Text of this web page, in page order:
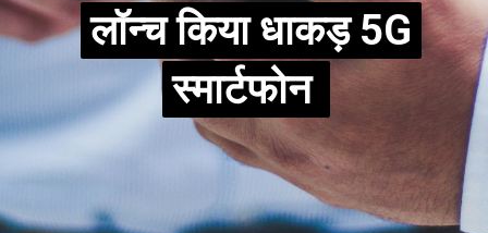
लॉन्च किया धाकड़ 5G
स्मार्टफोन
लॉन्च किया धाकड़ 5G
स्मार्टफोन